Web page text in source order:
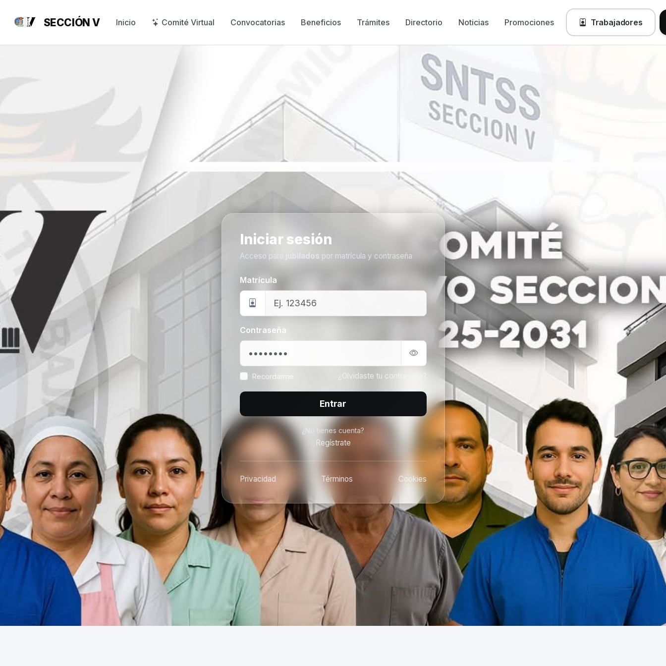
SECCIÓN V Inicio Comité Virtual Convocatorias Beneficios Trámites Directorio Noticias Promociones Trabajadores
Iniciar sesión
Acceso para jubilados por matrícula y contraseña
Matrícula
Contraseña
Recordarme ¿Olvidaste tu contraseña?
Entrar
¿No tienes cuenta?
Regístrate
Privacidad Términos Cookies